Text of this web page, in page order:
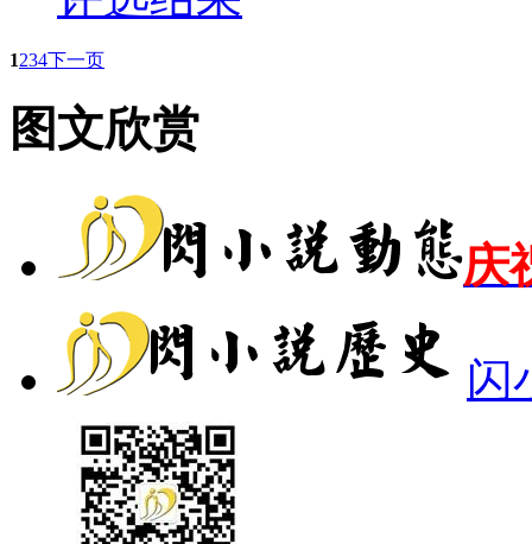
1234下一页
图文欣赏
庆
闪